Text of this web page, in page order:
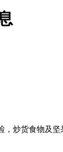
货食物及坚